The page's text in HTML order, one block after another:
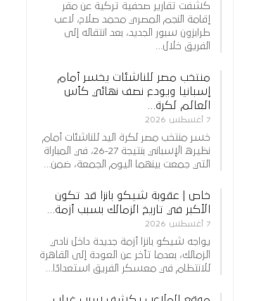
كشفت تقارير صحفية تركية عن مقر
إقامة النجم المصري محمد صلاح، لاعب
طرابزون سبور الجديد، بعد انتقاله إلى
الفريق خلال…
منتخب مصر للناشئات يخسر أمام
إسبانيا ويودع نصف نهائي كأس
العالم لكرة…
7 أغسطس 2026
خسر منتخب مصر لكرة اليد للناشئات أمام
نظيره الإسباني بنتيجة 27-26، في المباراة
التي جمعت بينهما اليوم الجمعة، ضمن…
خاص | عقوبة شيكو بانزا قد تكون
الأكبر في تاريخ الزمالك بسبب أزمة…
7 أغسطس 2026
يواجه شيكو بانزا أزمة جديدة داخل نادي
الزمالك، بعدما تأخر عن العودة إلى القاهرة
للانتظام في معسكر الفريق استعدادًا…